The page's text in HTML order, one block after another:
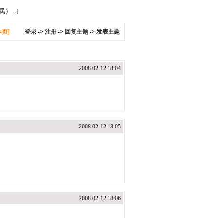
） --]
页] 登录 -> 注册 -> 回复主题 -> 发表主题
2008-02-12 18:04
2008-02-12 18:05
2008-02-12 18:06